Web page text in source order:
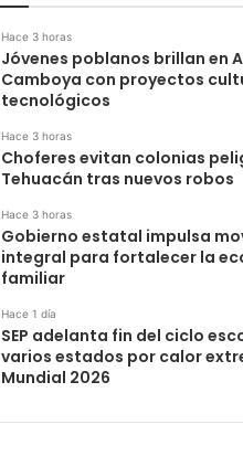
Hace 3 horas
Jóvenes poblanos brillan en
Camboya con proyectos
tecnológicos
Hace 3 horas
Choferes evitan colonias
Tehuacán tras nuevos robos
Hace 3 horas
Gobierno estatal impulsa
integral para fortalecer la
familiar
Hace 1 día
SEP adelanta fin del ciclo
varios estados por calor
Mundial 2026